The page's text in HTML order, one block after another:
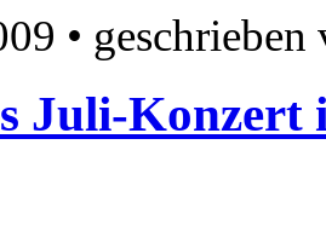
•
Juli-Konzert